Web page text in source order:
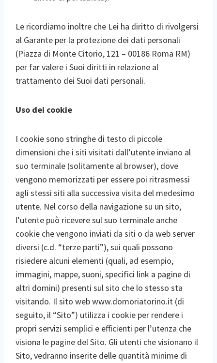
Le ricordiamo inoltre che Lei ha diritto di rivolgersi
al Garante per la protezione dei dati personali
(Piazza di Monte Citorio, 121 – 00186 Roma RM)
per far valere i Suoi diritti in relazione al
trattamento dei Suoi dati personali.
Uso dei cookie
I cookie sono stringhe di testo di piccole
dimensioni che i siti visitati dall’utente inviano al
suo terminale (solitamente al browser), dove
vengono memorizzati per essere poi ritrasmessi
agli stessi siti alla successiva visita del medesimo
utente. Nel corso della navigazione su un sito,
l’utente può ricevere sul suo terminale anche
cookie che vengono inviati da siti o da web server
diversi (c.d. “terze parti”), sui quali possono
risiedere alcuni elementi (quali, ad esempio,
immagini, mappe, suoni, specifici link a pagine di
altri domini) presenti sul sito che lo stesso sta
visitando. Il sito web www.domoriatorino.it (di
seguito, il “Sito”) utilizza i cookie per rendere i
propri servizi semplici e efficienti per l’utenza che
visiona le pagine del Sito. Gli utenti che visionano il
Sito, vedranno inserite delle quantità minime di